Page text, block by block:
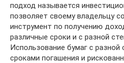
подход называется
позволяет своему владельцу
инструмент по получению
различные сроки и с разной
Использование бумаг с
сроками погашения и